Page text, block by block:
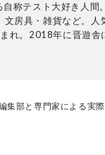
アル性を伴う手法を
り。
称テスト大好き人間
文房具・雑貨など。人
れ。2018年に晋遊舎
集部と専門家による実